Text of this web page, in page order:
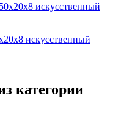
искусственный
категории